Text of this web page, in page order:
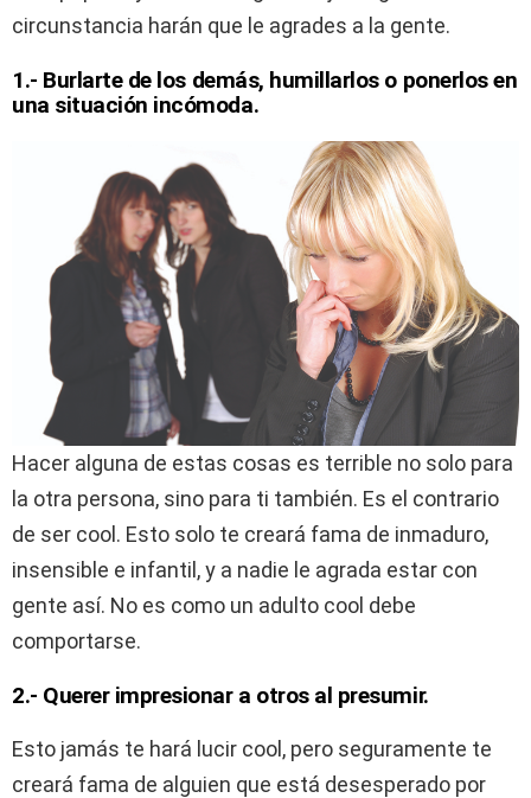
circunstancia harán que le agrades a la gente.
1.- Burlarte de los demás, humillarlos o ponerlos en
una situación incómoda.
Hacer alguna de estas cosas es terrible no solo para
la otra persona, sino para ti también. Es el contrario
de ser cool. Esto solo te creará fama de inmaduro,
insensible e infantil, y a nadie le agrada estar con
gente así. No es como un adulto cool debe
comportarse.
2.- Querer impresionar a otros al presumir.
Esto jamás te hará lucir cool, pero seguramente te
creará fama de alguien que está desesperado por